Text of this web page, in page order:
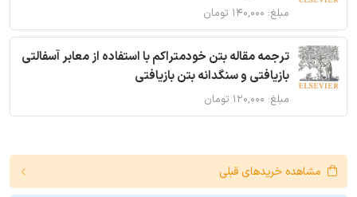
مبلغ: ۱۴۰,۰۰۰ تومان
ترجمه مقاله بتن خودمتراکم با استفاده از معابر آسفالتی
بازیافتی و سنگدانه بتن بازیافتی
مبلغ: ۱۲۰,۰۰۰ تومان
مشاهده خریدهای قبلی